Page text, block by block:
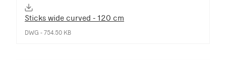
Sticks wide curved - 120 cm
DWG - 754.50 KB